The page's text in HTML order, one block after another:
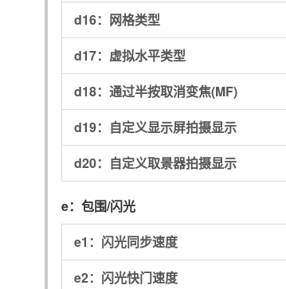
d16： 网格类型
d17： 虚拟水平类型
d18： 通过半按取消变焦(MF)
d19： 自定义显示屏拍摄显示
d20： 自定义取景器拍摄显示
e： 包围/闪光
e1： 闪光同步速度
e2： 闪光快门速度